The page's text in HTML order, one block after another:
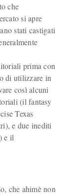
che
si apre
stati castigati
prima con
di utilizzare in
così alcuni
(il fantasy
Texas
e due inediti
e il
che ahimè non